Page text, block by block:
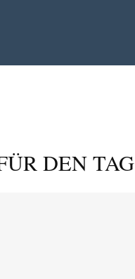
DEN TAG